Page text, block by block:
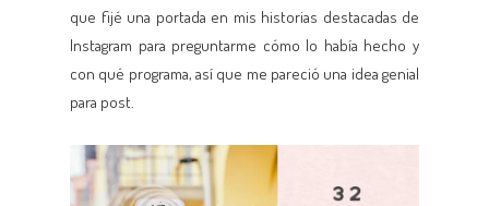
que fijé una portada en mis historias destacadas de
Instagram para preguntarme cómo lo había hecho y
con qué programa, así que me pareció una idea genial
para post.